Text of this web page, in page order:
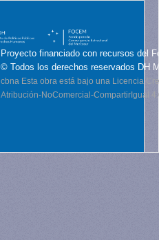
Proyecto financiado con recursos del
© Todos los derechos reservados DH
cbna Esta obra está bajo una Licencia
Atribución-NoComercial-CompartirIgual